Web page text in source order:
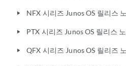
play_arrow NFX 시리즈 Junos OS 릴리스
play_arrow PTX 시리즈 Junos OS 릴리스
play_arrow QFX 시리즈 Junos OS 릴리즈